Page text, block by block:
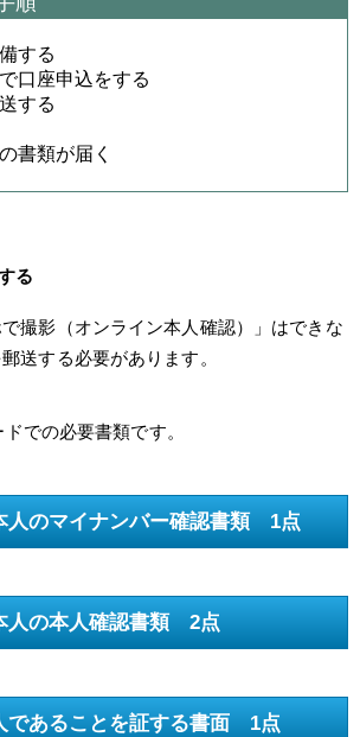
する
口座申込をする
する
書類が届く
る
撮影（オンライン本人確認）」はできな
送する必要があります。
での必要書類です。
のマイナンバー確認書類 1点
人の本人確認書類 2点
あることを証する書面 1点